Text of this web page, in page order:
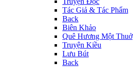
Tác Giả & Tác Phẩm
Back
Biên Khảo
Quê Hương Một Thuở
Truyện Kiều
Lưu Bút
Back